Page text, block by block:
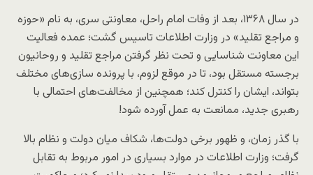
در سال ۱۳۶۸، بعد از وفات امام راحل، معاونتی سری، به نام «حوزه
و مراجع تقلید» در وزارت اطلاعات تاسیس گشت؛ عمده فعالیت
این معاونت شناسایی و تحت نظر گرفتن مراجع تقلید و روحانیون
برجسته مستقل بود، تا در موقع لزوم، با پرونده سازی‌های مختلف
بتواند، ایشان را کنترل کند؛ همچنین از مخالفت‌های احتمالی با
رهبری جدید، ممانعت به عمل آورده شود!
با گذر زمان، و ظهور برخی دولت‌ها، شکاف میان دولت و نظام بالا
گرفت؛ وزارت اطلاعات در موارد بسیاری در امور مربوط به تقابل